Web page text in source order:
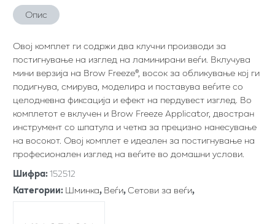
Опис
Овој комплет ги содржи два клучни производи за
постигнување на изглед на ламинирани веѓи. Вклучува
мини верзија на Brow Freeze®, восок за обликување кој ги
подигнува, смирува, моделира и поставува веѓите со
целодневна фиксација и ефект на пердувест изглед. Во
комплетот е вклучен и Brow Freeze Applicator, двостран
инструмент со шпатула и четка за прецизно нанесување
на восокот. Овој комплет е идеален за постигнување на
професионален изглед на веѓите во домашни услови.
Шифра:152512
Категории:Шминка,Веѓи,Сетови за веѓи,